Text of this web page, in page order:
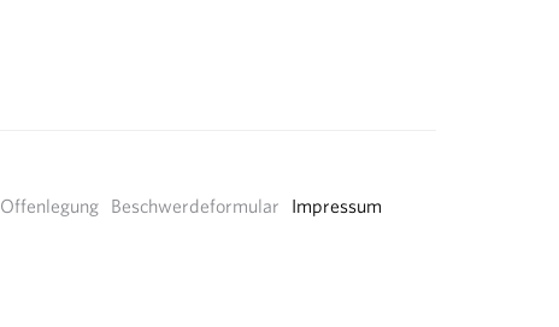
Offenlegung Beschwerdeformular Impressum